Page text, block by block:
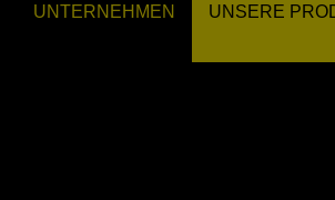
UNTERNEHMEN UNSERE